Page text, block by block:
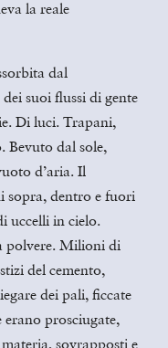
la reale
dal
suoi flussi di gente
Di luci. Trapani,
Bevuto dal sole,
d’aria. Il
sopra, dentro e fuori
uccelli in cielo.
polvere. Milioni di
del cemento,
dei pali, ficcate
erano prosciugate,
sovrapposti e